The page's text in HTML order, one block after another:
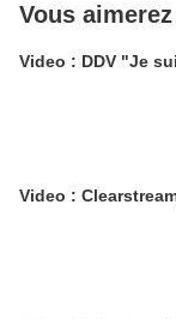
Vous
Video : DDV "Je
Video :